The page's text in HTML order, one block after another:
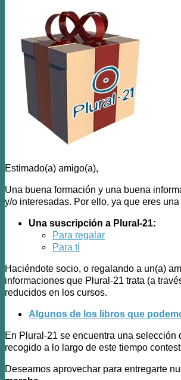
Estimado(a) amigo(a),
Una buena formación y una buena
y/o interesadas. Por ello, ya que eres
Una suscripción a Plural-21:
Para regalar
Para ti
Haciéndote socio, o regalando a un(a)
informaciones que Plural-21 trata (a
reducidos en los cursos.
Algunos de los libros que
En Plural-21 se encuentra una
recogido a lo largo de este tiempo
Deseamos aprovechar para entregarte